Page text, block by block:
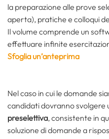
la preparazione alle prove
aperta), pratiche e colloqui
Il volume comprende un
effettuare infinite
Sfoglia un’anteprima
Nel caso in cui le domande
candidati dovranno svolgere
preselettiva, consistente in
soluzione di domande a